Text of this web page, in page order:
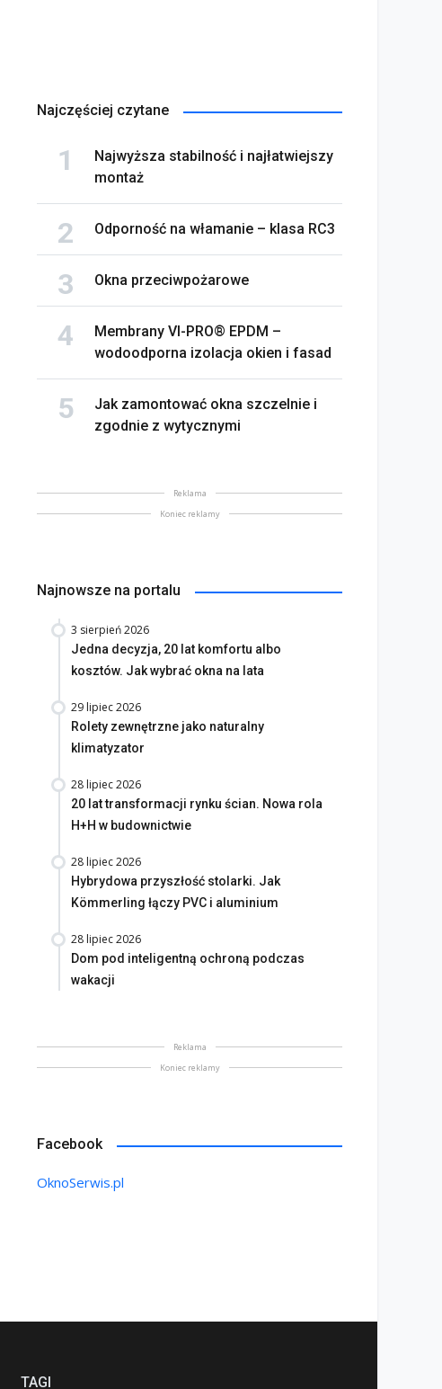
zwrócić uwagę przed
zakupem
Saint-Gobain prezentuje
nowy film wizerunkowy
Najczęściej czytane
Najwyższa stabilność i najłatwiejszy
montaż
Odporność na włamanie – klasa RC3
Okna przeciwpożarowe
Membrany VI-PRO® EPDM –
wodoodporna izolacja okien i fasad
Jak zamontować okna szczelnie i
zgodnie z wytycznymi
Reklama
Koniec reklamy
Najnowsze na portalu
3 sierpień 2026
Jedna decyzja, 20 lat komfortu albo
kosztów. Jak wybrać okna na lata
29 lipiec 2026
Rolety zewnętrzne jako naturalny
klimatyzator
28 lipiec 2026
20 lat transformacji rynku ścian. Nowa rola
H+H w budownictwie
28 lipiec 2026
Hybrydowa przyszłość stolarki. Jak
Kömmerling łączy PVC i aluminium
28 lipiec 2026
Dom pod inteligentną ochroną podczas
wakacji
Reklama
Koniec reklamy
Facebook
OknoSerwis.pl
TAGI